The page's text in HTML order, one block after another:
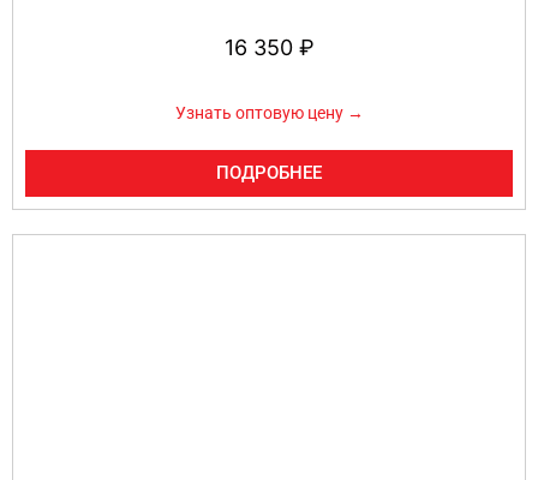
16 350 ₽
Узнать оптовую цену →
ПОДРОБНЕЕ